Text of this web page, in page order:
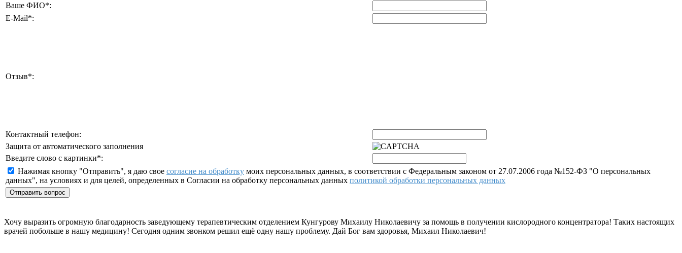
Ваше ФИО*:
E-Mail*:
Отзыв*:
Контактный телефон:
Защита от автоматического заполнения
Введите слово с картинки*:
Нажимая кнопку "Отправить", я даю свое согласие на обработку моих персональных данных, в соответствии с Федеральным законом от 27.07.2006 года №152-ФЗ "О персональных
данных", на условиях и для целей, определенных в Согласии на обработку персональных данных политикой обработки персональных данных
Хочу выразить огромную благодарность заведующему терапевтическим отделением Кунгурову Михаилу Николаевичу за помощь в получении кислородного концентратора! Таких настоящих
врачей побольше в нашу медицину! Сегодня одним звонком решил ещё одну нашу проблему. Дай Бог вам здоровья, Михаил Николаевич!